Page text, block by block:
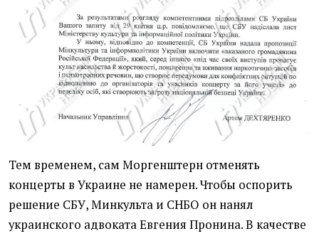
Тем временем, сам Моргенштерн отменять
концерты в Украине не намерен. Чтобы оспорить
решение СБУ, Минкульта и СНБО он нанял
украинского адвоката Евгения Пронина. В качестве